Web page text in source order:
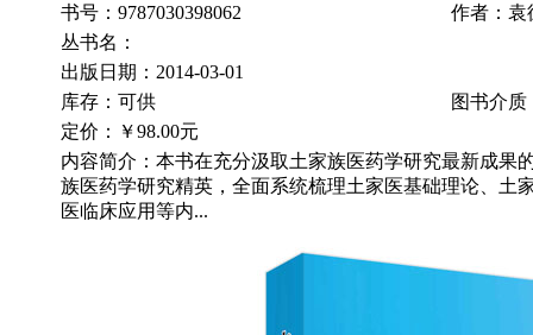
书号：9787030398062
作者：袁
丛书名：
出版日期：2014-03-01
库存：可供
图书介质
定价：
￥98.00元
内容简介：本书在充分汲取土家族医药学研究最新成果
族医药学研究精英，全面系统梳理土家医基础理论、土
医临床应用等内...